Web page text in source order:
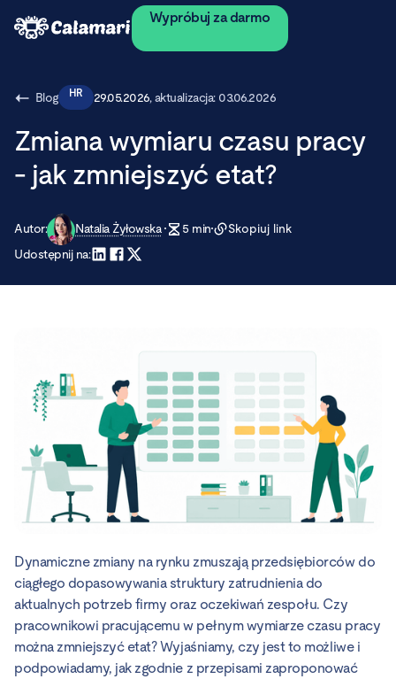
Wypróbuj za darmo
Blog HR 29.05.2026, aktualizacja: 03.06.2026
Zmiana wymiaru czasu pracy
- jak zmniejszyć etat?
Autor: Natalia Żyłowska 5 min
Skopiuj link
Udostępnij na:
Dynamiczne zmiany na rynku zmuszają przedsiębiorców do
ciągłego dopasowywania struktury zatrudnienia do
aktualnych potrzeb firmy oraz oczekiwań zespołu. Czy
pracownikowi pracującemu w pełnym wymiarze czasu pracy
można zmniejszyć etat? Wyjaśniamy, czy jest to możliwe i
podpowiadamy, jak zgodnie z przepisami zaproponować